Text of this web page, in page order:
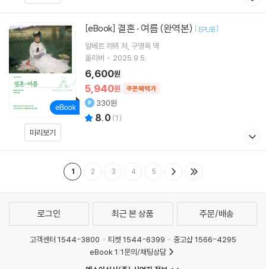
미리보기
[eBook] 결혼 · 여름 (완역본) [ EPUB]
알베르 까뮈 저 구영옥 역
올리버
2025.9.5.
5,940원 쿠폰혜택가
6,600원
330원
8.0 (1)
1 2 3 4 5
로그인 최근 본 상품 주문/배송
고객센터 1544-3800 티켓 1544-6399
중고샵 1566-4295
eBook 1:1문의/채팅상담